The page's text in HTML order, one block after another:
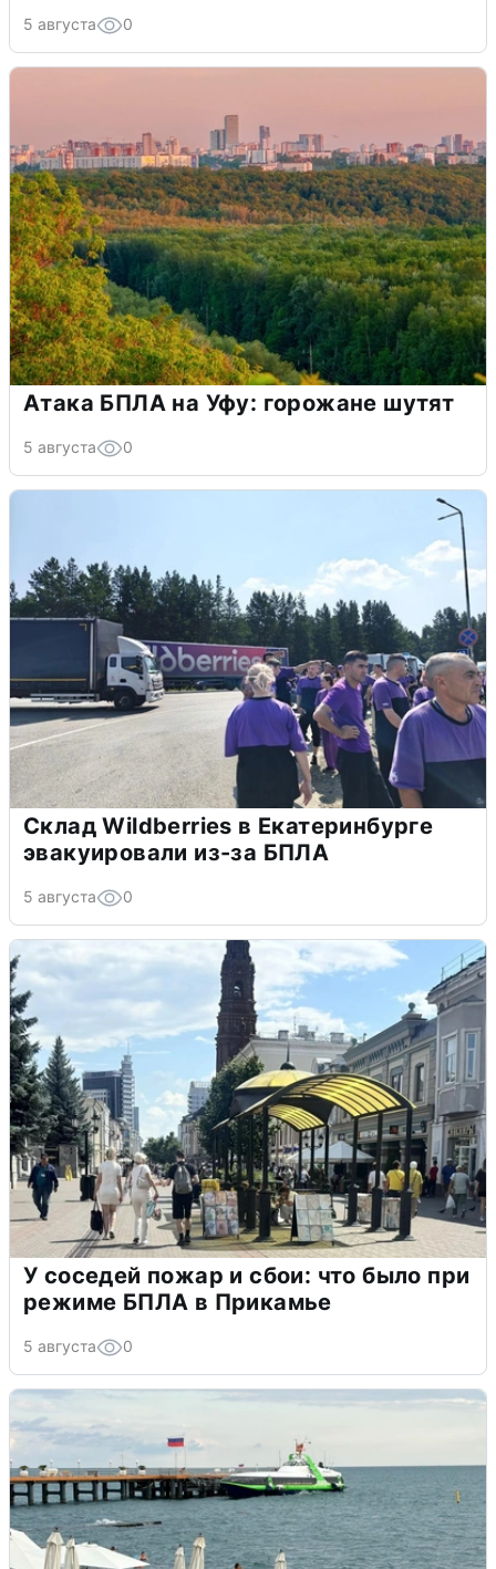
5 августа 0
Атака БПЛА на Уфу: горожане шутят
5 августа 0
Склад Wildberries в Екатеринбурге
эвакуировали из-за БПЛА
5 августа 0
У соседей пожар и сбои: что было при
режиме БПЛА в Прикамье
5 августа 0